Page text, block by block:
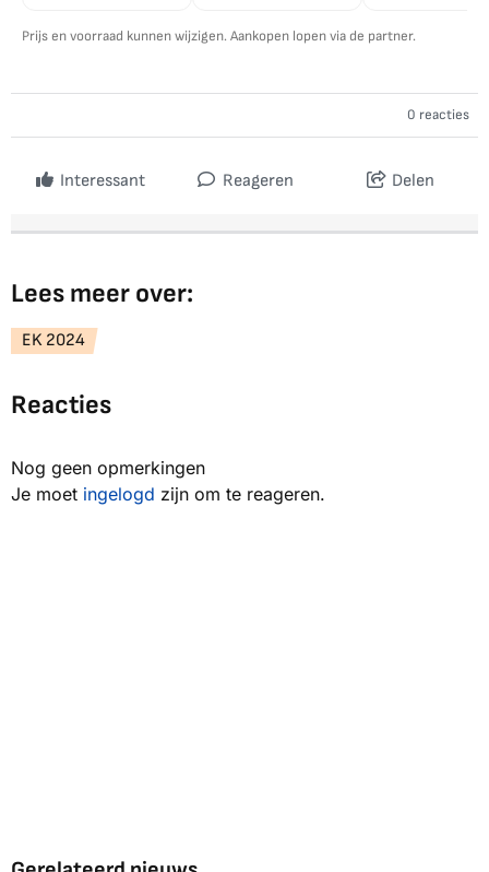
Prijs en voorraad kunnen wijzigen. Aankopen lopen via de partner.
0 reacties
Interessant Reageren Delen
Lees meer over:
EK 2024
Reacties
Nog geen opmerkingen
Je moet ingelogd zijn om te reageren.